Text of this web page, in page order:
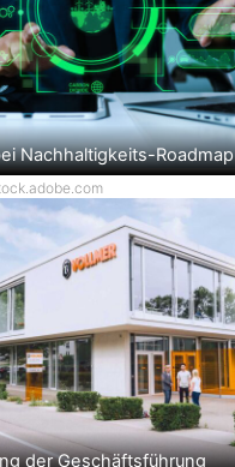
Nachhaltigkeits-Roadmap
der Geschäftsführung